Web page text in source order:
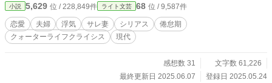
小説 5,629 位 / 228,849件 ライト文芸 68 位 / 9,587件
恋愛 夫婦 浮気 サレ妻 シリアス
倦怠期
クォーターライフクライシス
現代
感想数 31
文字数 61,226
最終更新日 2025.06.07
登録日 2025.05.24